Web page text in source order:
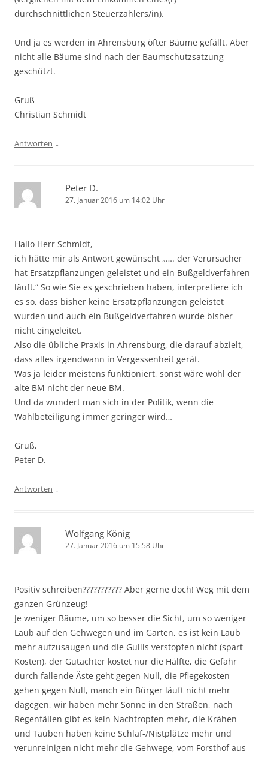
durchschnittlichen Steuerzahlers/in).
Und ja es werden in Ahrensburg öfter Bäume gefällt. Aber
nicht alle Bäume sind nach der Baumschutzsatzung
geschützt.
Gruß
Christian Schmidt
Antworten ↓
Peter D.
27. Januar 2016 um 14:02 Uhr
Hallo Herr Schmidt,
ich hätte mir als Antwort gewünscht „…. der Verursacher
hat Ersatzpflanzungen geleistet und ein Bußgeldverfahren
läuft.“ So wie Sie es geschrieben haben, interpretiere ich
es so, dass bisher keine Ersatzpflanzungen geleistet
wurden und auch ein Bußgeldverfahren wurde bisher
nicht eingeleitet.
Also die übliche Praxis in Ahrensburg, die darauf abzielt,
dass alles irgendwann in Vergessenheit gerät.
Was ja leider meistens funktioniert, sonst wäre wohl der
alte BM nicht der neue BM.
Und da wundert man sich in der Politik, wenn die
Wahlbeteiligung immer geringer wird…
Gruß,
Peter D.
Antworten ↓
Wolfgang König
27. Januar 2016 um 15:58 Uhr
Positiv schreiben??????????? Aber gerne doch! Weg mit dem
ganzen Grünzeug!
Je weniger Bäume, um so besser die Sicht, um so weniger
Laub auf den Gehwegen und im Garten, es ist kein Laub
mehr aufzusaugen und die Gullis verstopfen nicht (spart
Kosten), der Gutachter kostet nur die Hälfte, die Gefahr
durch fallende Äste geht gegen Null, die Pflegekosten
gehen gegen Null, manch ein Bürger läuft nicht mehr
dagegen, wir haben mehr Sonne in den Straßen, nach
Regenfällen gibt es kein Nachtropfen mehr, die Krähen
und Tauben haben keine Schlaf-/Nistplätze mehr und
verunreinigen nicht mehr die Gehwege, vom Forsthof aus